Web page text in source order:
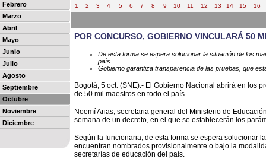
Febrero
Marzo
Abril
Mayo
Junio
Julio
Agosto
Septiembre
Octubre
Noviembre
Diciembre
1 2 3 4 5 6 7 8 9 10 11 12 13 14 15 16
POR CONCURSO, GOBIERNO VINCULARÁ 50
De esta forma se espera solucionar la situación de los
país.
Gobierno garantiza transparencia de las pruebas, que
Bogotá, 5 oct. (SNE).- El Gobierno Nacional abrirá en los
de 50 mil maestros en todo el país.
Noemí Arias, secretaria general del Ministerio de
semana de un decreto, en el que se establecerán los
Según la funcionaria, de esta forma se espera solucionar
encuentran nombrados provisionalmente o bajo la
secretarías de educación del país.